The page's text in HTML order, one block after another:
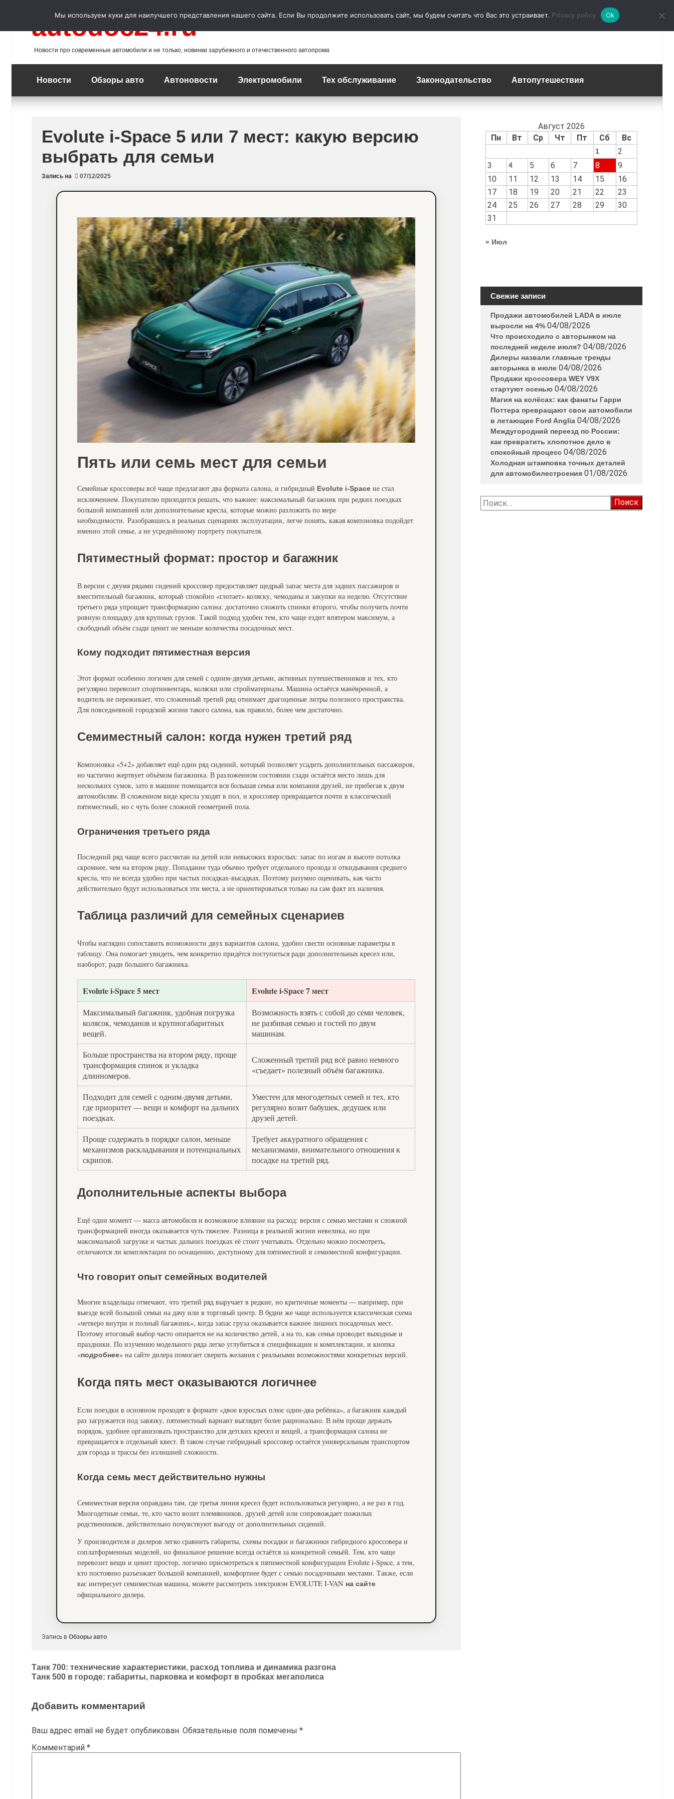
autodoc24.ru
Новости про современные автомобили и не только, новинки зарубежного и отечественного автопрома
Новости Обзоры авто Автоновости Электромобили Тех обслуживание Законодательство Автопутешествия
Evolute i-Space 5 или 7 мест: какую версию
выбрать для семьи
Запись на 07/12/2025
Пять или семь мест для семьи
Семейные кроссоверы всё чаще предлагают два формата салона, и гибридный Evolute i-Spaceне стал
исключением. Покупателю приходится решать, что важнее: максимальный багажник при редких поездках
большой компанией или дополнительные кресла, которые можно разложить по мере
необходимости. Разобравшись в реальных сценариях эксплуатации, легче понять, какая компоновка подойдет
именно этой семье, а не усреднённому портрету покупателя.
Пятиместный формат: простор и багажник
В версии с двумя рядами сидений кроссовер предоставляет щедрый запас места для задних пассажиров и
вместительный багажник, который спокойно «глотает» коляску, чемоданы и закупки на неделю. Отсутствие
третьего ряда упрощает трансформацию салона: достаточно сложить спинки второго, чтобы получить почти
ровную площадку для крупных грузов. Такой подход удобен тем, кто чаще ездит впятером максимум, а
свободный объём сзади ценит не меньше количества посадочных мест.
Кому подходит пятиместная версия
Этот формат особенно логичен для семей с одним‑двумя детьми, активных путешественников и тех, кто
регулярно перевозит спортинвентарь, коляски или стройматериалы. Машина остаётся манёвренной, а
водитель не переживает, что сложенный третий ряд отнимает драгоценные литры полезного пространства.
Для повседневной городской жизни такого салона, как правило, более чем достаточно.
Семиместный салон: когда нужен третий ряд
Компоновка «5+2» добавляет ещё один ряд сидений, который позволяет усадить дополнительных пассажиров,
но частично жертвует объёмом багажника. В разложенном состоянии сзади остаётся место лишь для
нескольких сумок, зато в машине помещается вся большая семья или компания друзей, не прибегая к двум
автомобилям. В сложенном виде кресла уходят в пол, и кроссовер превращается почти в классический
пятиместный, но с чуть более сложной геометрией пола.
Ограничения третьего ряда
Последний ряд чаще всего рассчитан на детей или невысоких взрослых: запас по ногам и высоте потолка
скромнее, чем на втором ряду. Попадание туда обычно требует отдельного прохода и откидывания среднего
кресла, что не всегда удобно при частых посадках‑высадках. Поэтому разумно оценивать, как часто
действительно будут использоваться эти места, а не ориентироваться только на сам факт их наличия.
Таблица различий для семейных сценариев
Чтобы наглядно сопоставить возможности двух вариантов салона, удобно свести основные параметры в
таблицу. Она помогает увидеть, чем конкретно придётся поступиться ради дополнительных кресел или,
наоборот, ради большего багажника.
Evolute i-Space 5 мест Evolute i-Space 7 мест
Максимальный багажник, удобная погрузка
колясок, чемоданов и крупногабаритных
вещей.
Возможность взять с собой до семи человек,
не разбивая семью и гостей по двум
машинам.
Больше пространства на втором ряду, проще
трансформация спинок и укладка
длинномеров.
Сложенный третий ряд всё равно немного
«съедает» полезный объём багажника.
Подходит для семей с одним‑двумя детьми,
где приоритет — вещи и комфорт на дальних
поездках.
Уместен для многодетных семей и тех, кто
регулярно возит бабушек, дедушек или
друзей детей.
Проще содержать в порядке салон, меньше
механизмов раскладывания и потенциальных
скрипов.
Требует аккуратного обращения с
механизмами, внимательного отношения к
посадке на третий ряд.
Дополнительные аспекты выбора
Ещё один момент — масса автомобиля и возможное влияние на расход: версия с семью местами и сложной
трансформацией иногда оказывается чуть тяжелее. Разница в реальной жизни невелика, но при
максимальной загрузке и частых дальних поездках её стоит учитывать. Отдельно можно посмотреть,
отличаются ли комплектации по оснащению, доступному для пятиместной и семиместной конфигурации.
Что говорит опыт семейных водителей
Многие владельцы отмечают, что третий ряд выручает в редкие, но критичные моменты — например, при
выезде всей большой семьи на дачу или в торговый центр. В будни же чаще используется классическая схема
«четверо внутри и полный багажник», когда запас груза оказывается важнее лишних посадочных мест.
Поэтому итоговый выбор часто опирается не на количество детей, а на то, как семья проводит выходные и
праздники. По изучению модельного ряда легко углубиться в спецификации и комплектации, и кнопка
«подробнее» на сайте дилера помогает сверить желания с реальными возможностями конкретных версий.
Когда пять мест оказываются логичнее
Если поездки в основном проходят в формате «двое взрослых плюс один‑два ребёнка», а багажник каждый
раз загружается под завязку, пятиместный вариант выглядит более рационально. В нём проще держать
порядок, удобнее организовать пространство для детских кресел и вещей, а трансформация салона не
превращается в отдельный квест. В таком случае гибридный кроссовер остаётся универсальным транспортом
для города и трассы без излишней сложности.
Когда семь мест действительно нужны
Семиместная версия оправдана там, где третья линия кресел будет использоваться регулярно, а не раз в год.
Многодетные семьи, те, кто часто возит племянников, друзей детей или сопровождает пожилых
родственников, действительно почувствуют выгоду от дополнительных сидений.
У производителя и дилеров легко сравнить габариты, схемы посадки и багажники гибридного кроссовера и
соплатформенных моделей, но финальное решение всегда остаётся за конкретной семьёй. Тем, кто чаще
перевозит вещи и ценит простор, логично присмотреться к пятиместной конфигурации Evolute i-Space, а тем,
кто постоянно разъезжает большой компанией, комфортнее будет с семью посадочными местами. Также, если
вас интересует семиместная машина, можете рассмотреть электровэн EVOLUTE I-VAN на сайте
официального дилера.
Запись в Обзоры авто
Навигация
по
Танк 700: технические характеристики, расход топлива и динамика разгона
Танк 500 в городе: габариты, парковка и комфорт в пробках мегаполиса
Добавить комментарий
Ваш адрес email не будет опубликован. Обязательные поля помечены *
Комментарий *
Август 2026
Пн
Вт Ср Чт Пт Сб Вс
1
2
3
4 5 6 7 8
9
10
11 12 13 14 15
16
17
18 19 20 21 22
23
24
25 26 27 28 29
30
31
« Июл
Свежие записи
Продажи автомобилей LADA в июле
выросли на 4% 04/08/2026
Что происходило с авторынком на
последней неделе июля? 04/08/2026
Дилеры назвали главные тренды
авторынка в июле 04/08/2026
Продажи кроссовера WEY V9X
стартуют осенью 04/08/2026
Магия на колёсах: как фанаты Гарри
Поттера превращают свои автомобили
в летающие Ford Anglia 04/08/2026
Междугородний переезд по России:
как превратить хлопотное дело в
спокойный процесс 04/08/2026
Холодная штамповка точных деталей
для автомобилестроения 01/08/2026
Найти:
Мы используем куки для наилучшего представления нашего сайта. Если Вы продолжите использовать сайт, мы будем считать что Вас это устраивает. Privacy policy Ok